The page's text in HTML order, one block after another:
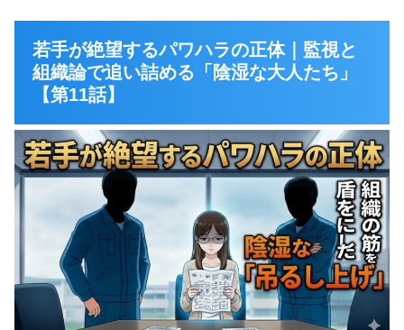
若手が絶望するパワハラの正体｜監視と
組織論で追い詰める「陰湿な大人たち」
【第11話】